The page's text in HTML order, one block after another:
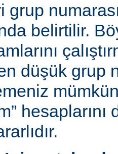
grup
belirtilir.
düşük grup
mümkün